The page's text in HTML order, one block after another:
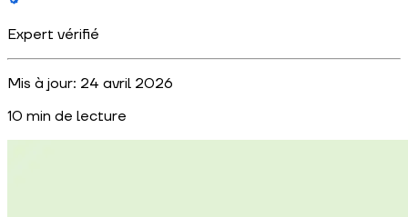
Expert vérifié
Mis à jour: 24 avril 2026
10 min de lecture